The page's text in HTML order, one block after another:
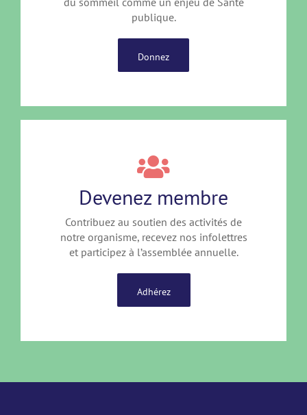
publique.
Donnez
Devenez membre
Contribuez au soutien des activités de
notre organisme, recevez nos infolettres
et participez à l’assemblée annuelle.
Adhérez